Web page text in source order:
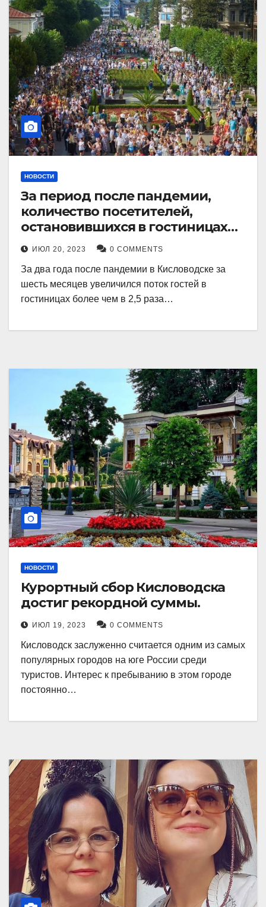
НОВОСТИ
За период после пандемии,
количество посетителей,
остановившихся в гостиницах
Кисловодска, выросло в 2,5 раза.
ИЮЛ 20, 2023 0 COMMENTS
За два года после пандемии в Кисловодске за
шесть месяцев увеличился поток гостей в
гостиницах более чем в 2,5 раза…
НОВОСТИ
Курортный сбор Кисловодска
достиг рекордной суммы.
ИЮЛ 19, 2023 0 COMMENTS
Кисловодск заслуженно считается одним из самых
популярных городов на юге России среди
туристов. Интерес к пребыванию в этом городе
постоянно…